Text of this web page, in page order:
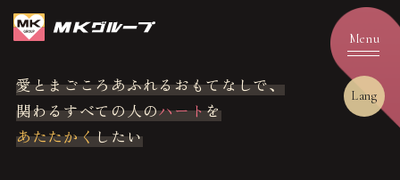
Lang
愛とまごころあふれるおもてなしで、
関わるすべての人のハートを
あたたかくしたい